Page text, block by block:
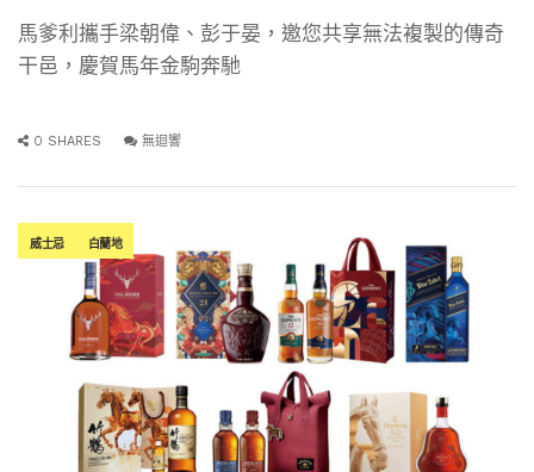
馬爹利攜手梁朝偉、彭于晏，邀您共享無法複製的傳奇
干邑，慶賀馬年金駒奔馳
0 SHARES 無迴響
威士忌 白蘭地